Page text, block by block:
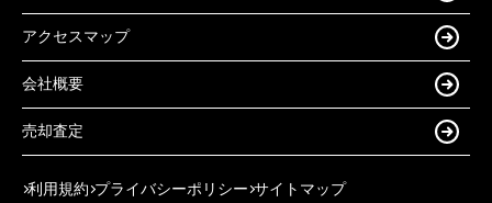
アクセスマップ
会社概要
売却査定
利用規約 プライバシーポリシー サイトマップ